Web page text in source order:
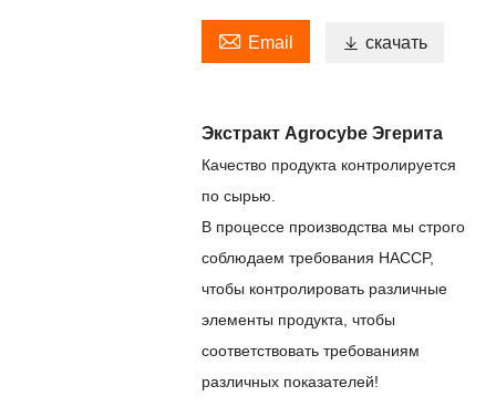
 Email  скачать
Экстракт Agrocybe Эгерита
Качество продукта контролируется
по сырью.
В процессе производства мы строго
соблюдаем требования HACCP,
чтобы контролировать различные
элементы продукта, чтобы
соответствовать требованиям
различных показателей!